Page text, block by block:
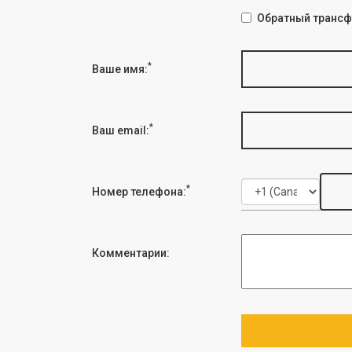
Обратный
Ваше имя:*
Ваш email:*
Номер телефона:*
Комментарии: